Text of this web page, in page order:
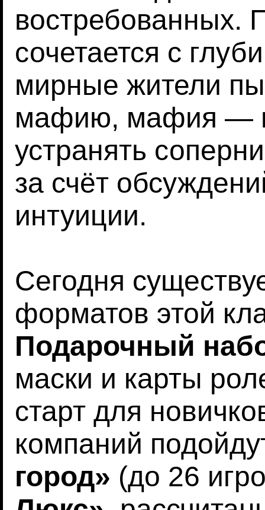
востребованных.
сочетается с
мирные жители
мафию, мафия —
устранять
за счёт
интуиции.
Сегодня
форматов этой
Подарочный
маски и карты
старт для
компаний
город» (до 26